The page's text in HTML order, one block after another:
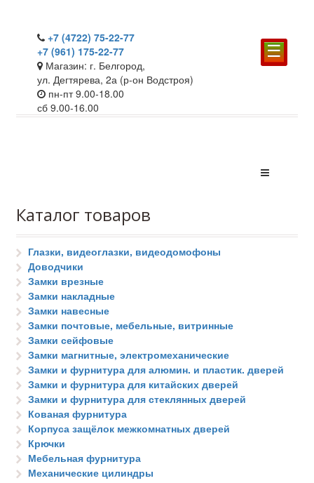
☰
+7 (4722) 75-22-77
+7 (961) 175-22-77
Магазин: г. Белгород,
ул. Дегтярева, 2а (р-он Водстроя)
пн-пт 9.00-18.00
сб 9.00-16.00
Каталог товаров
Глазки, видеоглазки, видеодомофоны
Доводчики
Замки врезные
Замки накладные
Замки навесные
Замки почтовые, мебельные, витринные
Замки сейфовые
Замки магнитные, электромеханические
Замки и фурнитура для алюмин. и пластик. дверей
Замки и фурнитура для китайских дверей
Замки и фурнитура для стеклянных дверей
Кованая фурнитура
Корпуса защёлок межкомнатных дверей
Крючки
Мебельная фурнитура
Механические цилиндры